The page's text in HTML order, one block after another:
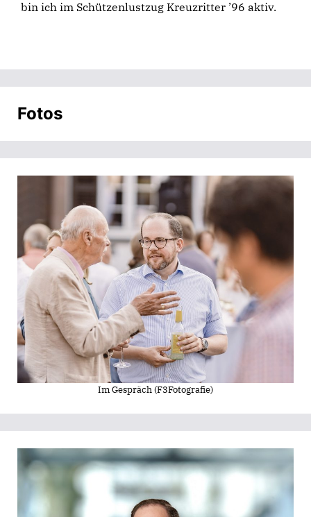
bin ich im Schützenlustzug Kreuzritter ’96 aktiv.
Fotos
Im Gespräch (F3Fotografie)